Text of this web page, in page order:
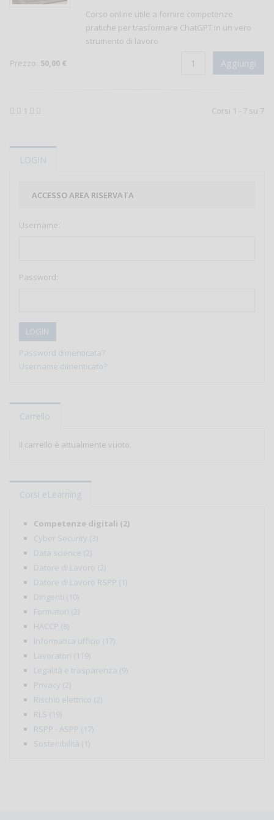
LOGIN
ACCESSO AREA RISERVATA
Username:
Password:
LOGIN
Password dimenticata?
Username dimenticato?
Carrello
Il carrello è attualmente vuoto.
Corsi eLearning
Competenze digitali (2)
Cyber Security (3)
Data science (2)
Datore di Lavoro (2)
Datore di Lavoro RSPP (1)
Dirigenti (10)
Formatori (2)
HACCP (8)
Informatica ufficio (17)
Lavoratori (119)
Legalità e trasparenza (9)
Privacy (2)
Rischio elettrico (2)
RLS (19)
RSPP - ASPP (17)
Sostenibilità (1)
Corso online utile a fornire competenze
pratiche per trasformare ChatGPT in un vero
strumento di lavoro
Prezzo: 50,00 €
1 Corsi 1 - 7 su 7